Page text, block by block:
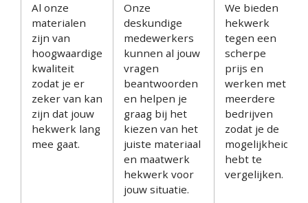
Al onze
materialen
zijn van
hoogwaardige
kwaliteit
zodat je er
zeker van kan
zijn dat jouw
hekwerk lang
mee gaat.
Onze
deskundige
medewerkers
kunnen al jouw
vragen
beantwoorden
en helpen je
graag bij het
kiezen van het
juiste materiaal
en maatwerk
hekwerk voor
jouw situatie.
We bieden
hekwerk
tegen een
scherpe
prijs en
werken met
meerdere
bedrijven
zodat je de
mogelijkheid
hebt te
vergelijken.